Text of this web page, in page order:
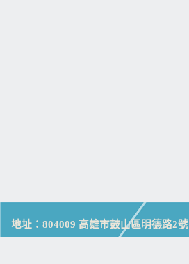
地址：804009 高雄市鼓山區明德路2號